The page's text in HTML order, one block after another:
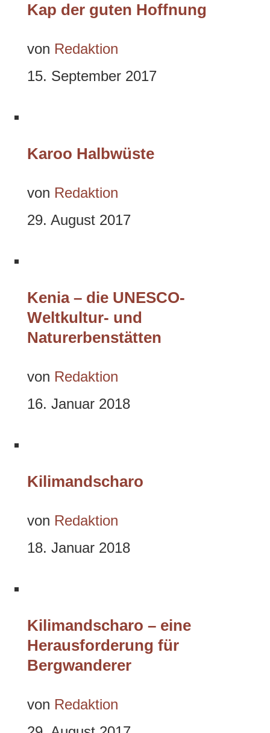
Kap der guten Hoffnung
von Redaktion
15. September 2017
Karoo Halbwüste
von Redaktion
29. August 2017
Kenia – die UNESCO-
Weltkultur- und
Naturerbenstätten
von Redaktion
16. Januar 2018
Kilimandscharo
von Redaktion
18. Januar 2018
Kilimandscharo – eine
Herausforderung für
Bergwanderer
von Redaktion